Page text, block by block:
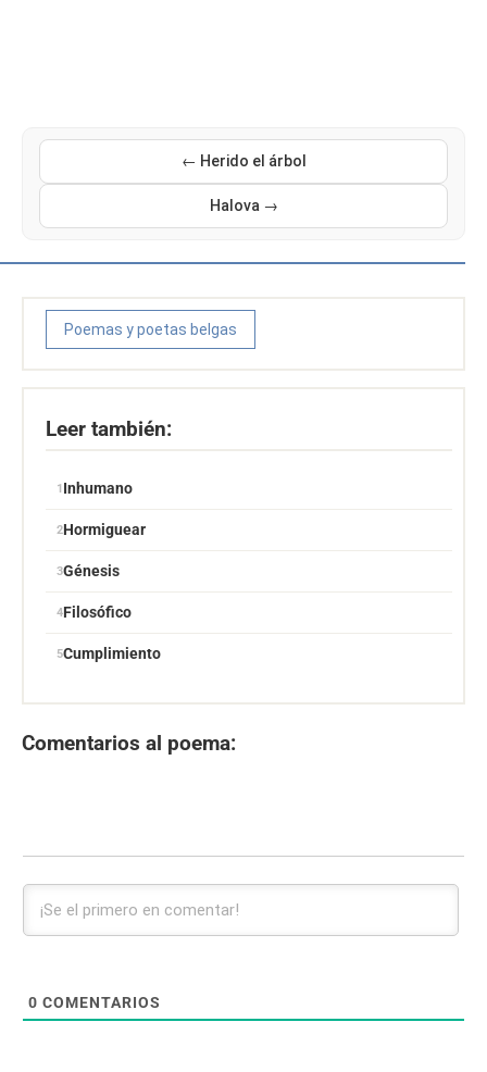
← Herido el árbol
Halova →
Poemas y poetas belgas
Leer también:
Inhumano
Hormiguear
Génesis
Filosófico
Cumplimiento
Comentarios al poema:
0 COMENTARIOS